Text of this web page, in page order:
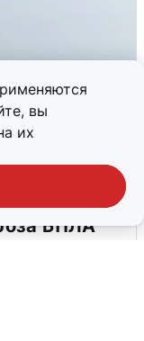
вы
их
БПЛА